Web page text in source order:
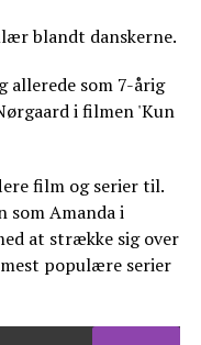
blandt danskerne.
allerede som 7-årig
i filmen 'Kun
film og serier til.
som Amanda i
at strække sig over
populære serier